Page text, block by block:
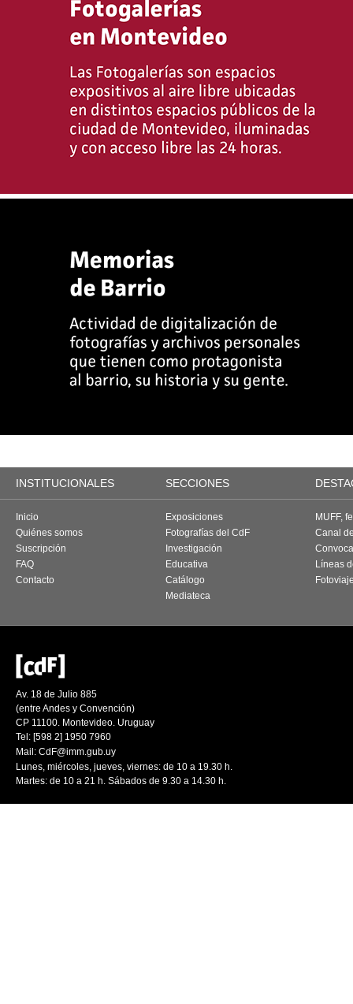
INSTITUCIONALES SECCIONES
Inicio
Quiénes somos
Suscripción
FAQ
Contacto
Exposiciones
Fotografías del CdF
Investigación
Educativa
Catálogo
Mediateca
MUFF,
Canal
Líneas
Av. 18 de Julio 885
(entre Andes y Convención)
CP 11100. Montevideo. Uruguay
Tel: [598 2] 1950 7960
Mail: CdF@imm.gub.uy
Lunes, miércoles, jueves, viernes: de 10 a 19.30 h.
Martes: de 10 a 21 h. Sábados de 9.30 a 14.30 h.